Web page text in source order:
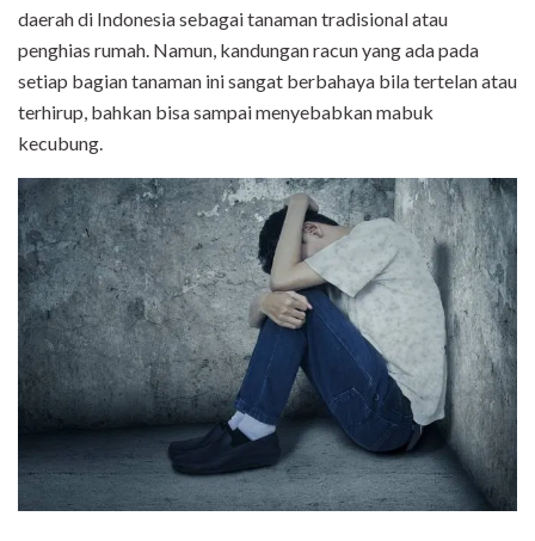
daerah di Indonesia sebagai tanaman tradisional atau
penghias rumah. Namun, kandungan racun yang ada pada
setiap bagian tanaman ini sangat berbahaya bila tertelan atau
terhirup, bahkan bisa sampai menyebabkan mabuk
kecubung.